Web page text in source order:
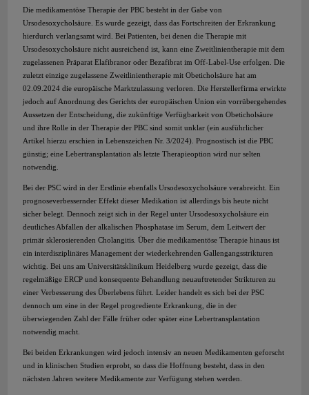
Die medikamentöse Therapie der PBC besteht in der Gabe von
Ursodesoxycholsäure. Es wurde gezeigt, dass das Fortschreiten der Erkrankung
hierdurch verlangsamt wird. Bei Patienten, bei denen die Therapie mit
Ursodesoxycholsäure nicht ausreichend ist, kann eine Zweitlinientherapie mit dem
zugelassenen Präparat Elafibranor oder Bezafibrat im Off-Label-Use erfolgen. Die
zuletzt einzige zugelassene Zweitlinientherapie mit Obeticholsäure hat am
02.09.2024 die europäische Marktzulassung verloren. Die Herstellerfirma erwirkte
jedoch auf Anordnung des Gerichts der europäischen Union ein vorrübergehendes
Aussetzen der Entscheidung, die zukünftige Verfügbarkeit von Obeticholsäure
und ihre Rolle in der Therapie der PBC sind somit unklar (ein ausführlicher
Artikel hierzu erschien in Lebenszeichen Nr. 3/2024). Prognostisch ist die PBC
günstig; eine Lebertransplantation als letzte Therapieoption wird nur selten
notwendig.
Bei der PSC wird in der Erstlinie ebenfalls Ursodesoxycholsäure verabreicht. Ein
prognoseverbessernder Effekt dieser Medikation ist allerdings bis heute nicht
sicher belegt. Dennoch zeigt sich in der Regel unter Ursodesoxycholsäure ein
deutliches Abfallen der alkalischen Phosphatase im Serum, dem Leitwert der
primär sklerosierenden Cholangitis. Über die medikamentöse Therapie hinaus ist
ein interdisziplinäres Management der wiederkehrenden Gallengangsstrikturen
wichtig. Bei uns am Universitätsklinikum Heidelberg wurde gezeigt, dass die
regelmäßige ERCP und konsequente Behandlung neuauftretender Strikturen zu
einer Verbesserung des Überlebens führt. Leider handelt es sich bei der PSC
dennoch um eine in der Regel progrediente Erkrankung, die in der
überwiegenden Zahl der Fälle früher oder später eine Lebertransplantation
notwendig macht.
Bei beiden Erkrankungen wird jedoch intensiv an neuen Medikamenten geforscht
und in klinischen Studien erprobt, so dass die Hoffnung besteht, dass in den
nächsten Jahren weitere Medikamente zur Verfügung stehen werden.